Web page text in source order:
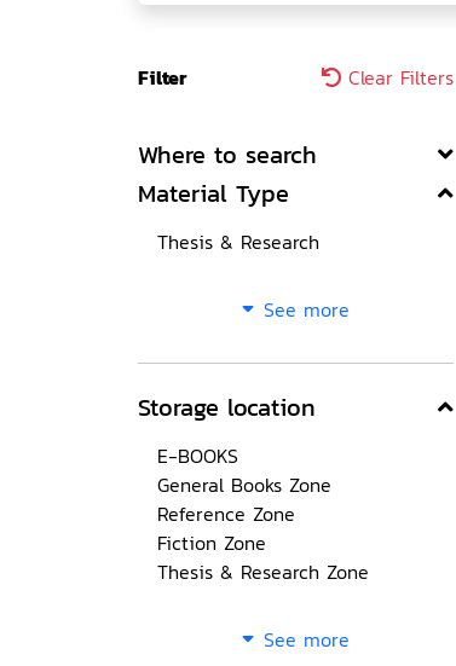
Filter Clear Filters
Where to search
Material Type
Thesis & Research
See more
Storage location
E-BOOKS
General Books Zone
Reference Zone
Fiction Zone
Thesis & Research Zone
See more